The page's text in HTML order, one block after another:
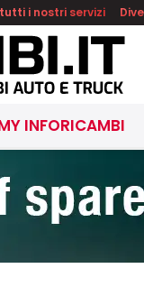
i nostri servizi
INFORICAMBI